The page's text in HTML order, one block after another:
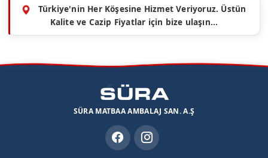
Türkiye'nin Her Köşesine Hizmet Veriyoruz. Üstün
Kalite ve Cazip Fiyatlar için bize ulaşın...
SÜRA MATBAA AMBALAJ SAN. A.Ş